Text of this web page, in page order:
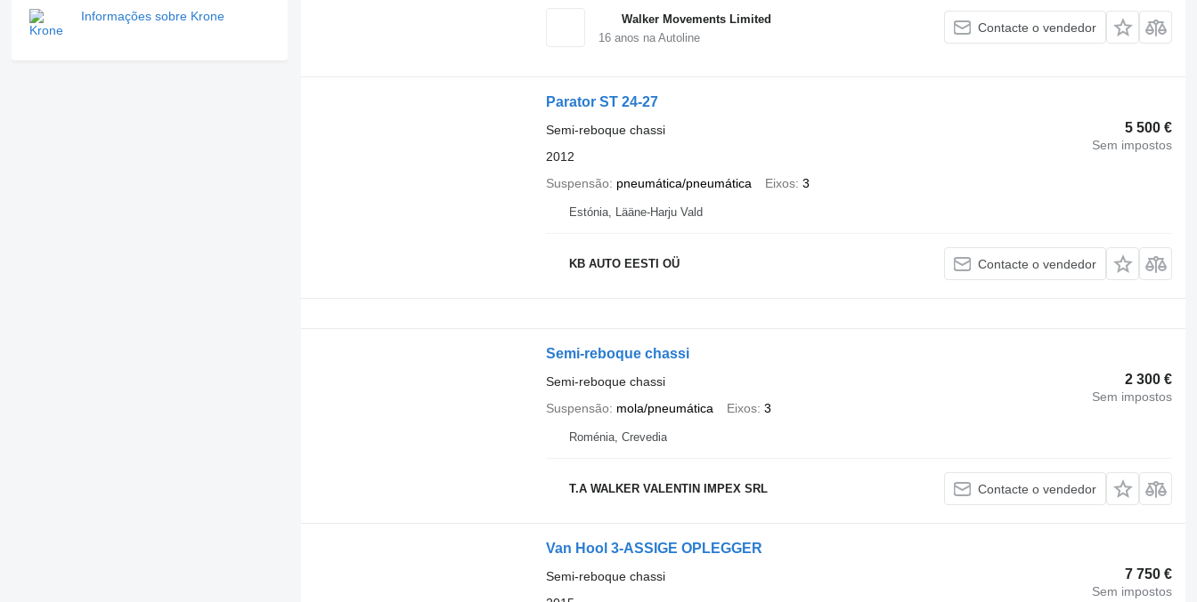
Informações sobre Krone
Walker Movements Limited
16anos na Autoline
Contacte o vendedor
Parator ST 24-27
5 500 €
Sem impostos
Semi-reboque chassi
2012
Suspensão
pneumática/pneumática Eixos 3
Estónia, Lääne-Harju Vald
KB AUTO EESTI OÜ Contacte o vendedor
Semi-reboque chassi
2 300 €
Sem impostos
Semi-reboque chassi
Suspensão
mola/pneumática Eixos 3
Roménia, Crevedia
T.A WALKER VALENTIN IMPEX SRL Contacte o vendedor
Van Hool 3-ASSIGE OPLEGGER
7 750 €
Sem impostos
Semi-reboque chassi